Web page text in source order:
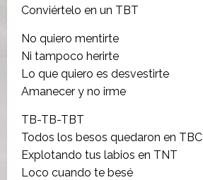
Conviértelo en un TBT
No quiero mentirte
Ni tampoco herirte
Lo que quiero es desvestirte
Amanecer y no irme
TB-TB-TBT
Todos los besos quedaron en TBC
Explotando tus labios en TNT
Loco cuando te besé